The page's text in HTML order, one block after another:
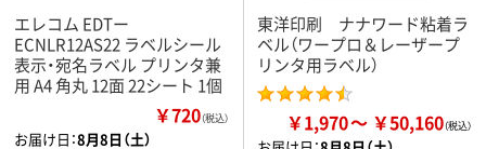
エレコム EDTー
ECNLR12AS22 ラベルシール
表示・宛名ラベル プリンタ兼
用 A4 角丸 12面 22シート 1個
￥720（税込）
お届け日：8月8日（土）
東洋印刷 ナナワード粘着ラ
ベル（ワープロ＆レーザープ
リンタ用ラベル）
￥1,970 ￥50,160